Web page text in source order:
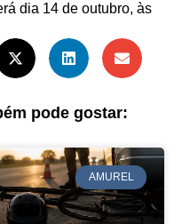
dia 14 de outubro, às
pode gostar:
AMUREL